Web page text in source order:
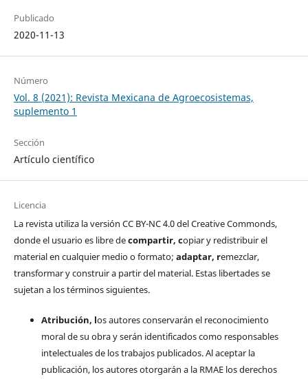
Publicado
2020-11-13
Número
Vol. 8 (2021): Revista Mexicana de Agroecosistemas,
suplemento 1
Sección
Artículo científico
Licencia
La revista utiliza la versión CC BY-NC 4.0 del Creative Commonds,
donde el usuario es libre decompartir, copiar y redistribuir el
material en cualquier medio o formato; adaptar, remezclar,
transformar y construir a partir del material. Estas libertades se
sujetan a los términos siguientes.
Atribución, los autores conservarán el reconocimiento
moral de su obra y serán identificados como responsables
intelectuales de los trabajos publicados. Al aceptar la
publicación, los autores otorgarán a la RMAE los derechos